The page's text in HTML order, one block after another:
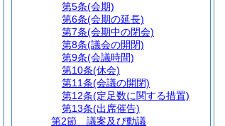
第5条(会期)
第6条(会期の延長)
第7条(会期中の閉会)
第8条(議会の開閉)
第9条(会議時間)
第10条(休会)
第11条(会議の開閉)
第12条(定足数に関する措置)
第13条(出席催告)
第2節
議案及び動議